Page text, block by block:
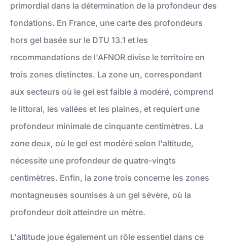
primordial dans la détermination de la profondeur des
fondations. En France, une carte des profondeurs
hors gel basée sur le DTU 13.1 et les
recommandations de l'AFNOR divise le territoire en
trois zones distinctes. La zone un, correspondant
aux secteurs où le gel est faible à modéré, comprend
le littoral, les vallées et les plaines, et requiert une
profondeur minimale de cinquante centimètres. La
zone deux, où le gel est modéré selon l'altitude,
nécessite une profondeur de quatre-vingts
centimètres. Enfin, la zone trois concerne les zones
montagneuses soumises à un gel sévère, où la
profondeur doit atteindre un mètre.
L'altitude joue également un rôle essentiel dans ce